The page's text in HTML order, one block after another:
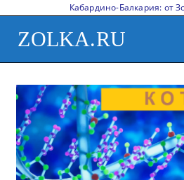
Кабардино-Балкария: от
ZOLKA.RU